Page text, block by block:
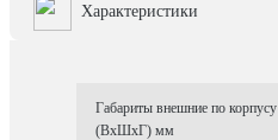
Характеристики
Габариты внешние по корпусу
(ВхШхГ) мм